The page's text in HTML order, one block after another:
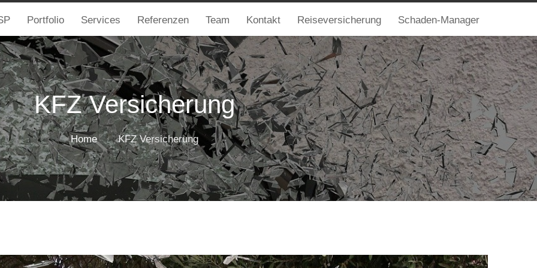
Portfolio Services Referenzen Team Kontakt Reiseversicherung Schaden-Manager
KFZ Versicherung
Home KFZ Versicherung